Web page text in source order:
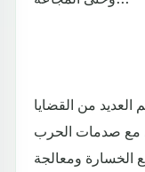
من القضايا
مع صدمات الحرب
الخسارة ومعالجة